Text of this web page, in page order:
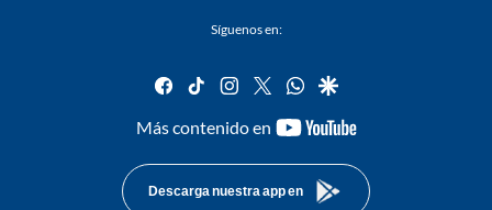
Síguenos en:
facebook
tiktok instagram
twitterwhatsapp
google
Más contenido en
youtube-
Descarga nuestra app en